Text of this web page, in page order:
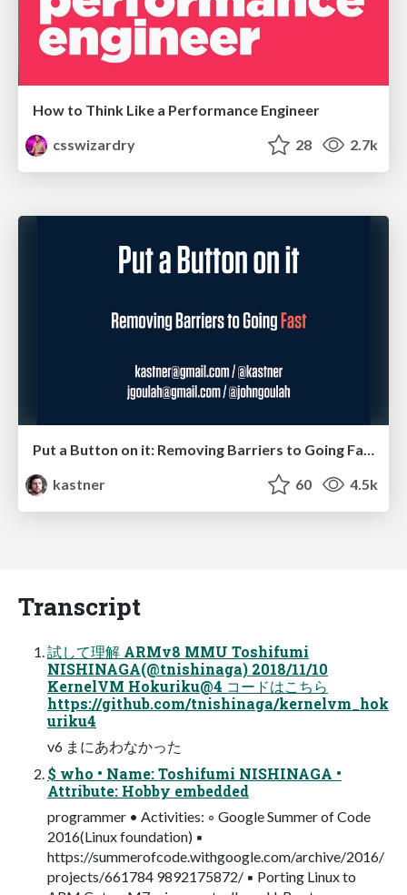
How to Think Like a Performance Engineer
csswizardry
28 2.7k
kastner
60 4.5k
Transcript
試して理解 ARMv8 MMU Toshifumi
NISHINAGA(@tnishinaga) 2018/11/10
KernelVM Hokuriku@4 コードはこちら
https://github.com/tnishinaga/kernelvm_hok
uriku4
v6 まにあわなかった
$ who • Name: Toshifumi NISHINAGA •
Attribute: Hobby embedded
programmer • Activities: ◦ Google Summer of Code
2016(Linux foundation) ▪
https://summerofcode.withgoogle.com/archive/2016/
projects/661784 9892175872/ ▪ Porting Linux to